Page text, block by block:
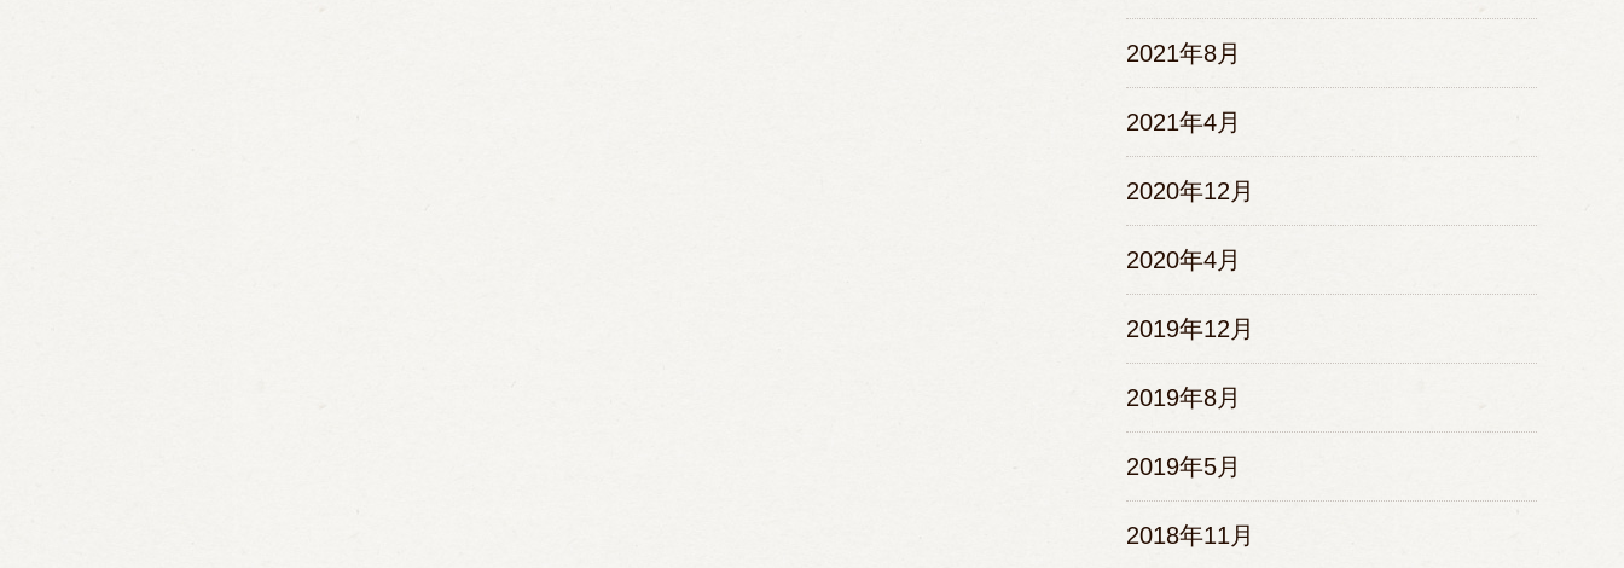
2021年8月
2021年4月
2020年12月
2020年4月
2019年12月
2019年8月
2019年5月
2018年11月